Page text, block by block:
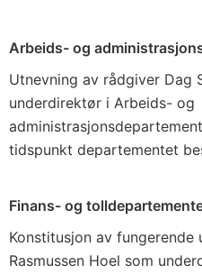
Arbeids- og
Utnevning av rådgiver Dag
underdirektør i Arbeids- og
tidspunkt departementet
Finans- og
Konstitusjon av
Rasmussen Hoel som